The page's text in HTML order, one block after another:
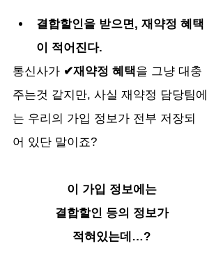
결합할인을 받으면, 재약정 혜택
이 적어진다.
통신사가 ✔재약정 혜택을 그냥 대충
주는것 같지만, 사실 재약정 담당팀에
는 우리의 가입 정보가 전부 저장되
어 있단 말이죠?
이 가입 정보에는
결합할인 등의 정보가
적혀있는데…?